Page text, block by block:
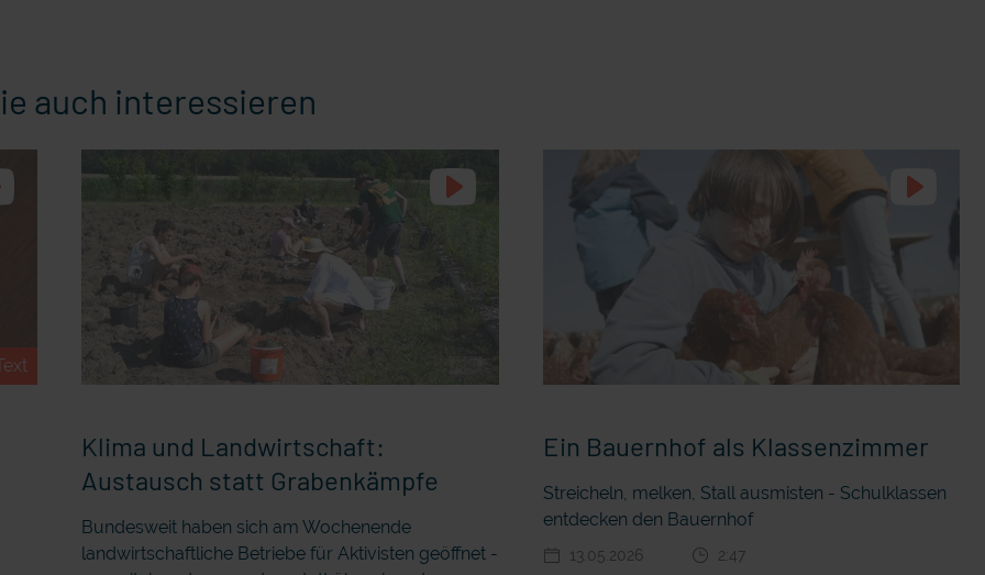
auch interessieren
Klima und Landwirtschaft:
Austausch statt Grabenkämpfe
Bundesweit haben sich am Wochenende
landwirtschaftliche Betriebe für Aktivisten geöffnet -
Ein Bauernhof als Klassenzimmer
Streicheln, melken, Stall ausmisten - Schulklassen
entdecken den Bauernhof
13.05.2026 2:47